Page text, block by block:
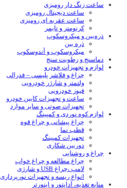
ساعت زنگ دار رومیزی
ساعت دیجیتال رومیزی
ساعت عقربه ای رومیزی
کرنومتر و تایمر
ذره‌بین و میکروسکوپ
ذره بین
میکروسکوپ و آندوسکوپ
دماسنج و رطوبت سنج
لوازم و تجهیزات خودرو
چراغ و فلاشر پلیسی – فدرالی
ولتمتر و شارژر خودرویی
فیوز خودرویی
ساعت و تجهیزات کابین خودرو
تجهیزات صوتی و سایر موارد
لوازم کوه نوردی و کمپینگ
چراغ پیشانی و چراغ قوه
قطب نما
تجهیزات کمپینگ
دوربین شکاری
چراغ و روشنایی
چراغ مطالعه و چراغ خواب
لامپ ،چراغ USB و شارژی
انواع ریسه و تجهیزات نورپردازی
منابع تغذیه، آداپتور و اینورتر